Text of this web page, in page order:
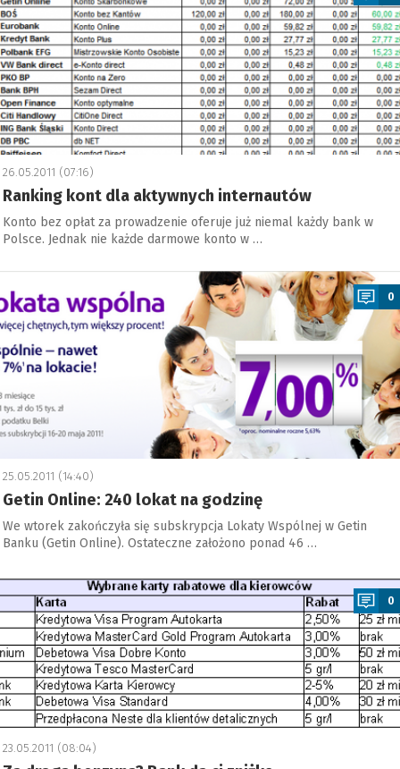
26.05.2011 (07:16)
Ranking kont dla aktywnych internautów
Konto bez opłat za prowadzenie oferuje już niemal każdy bank w
Polsce. Jednak nie każde darmowe konto w …
0
25.05.2011 (14:40)
Getin Online: 240 lokat na godzinę
We wtorek zakończyła się subskrypcja Lokaty Wspólnej w Getin
Banku (Getin Online). Ostateczne założono ponad 46 …
0
23.05.2011 (08:04)